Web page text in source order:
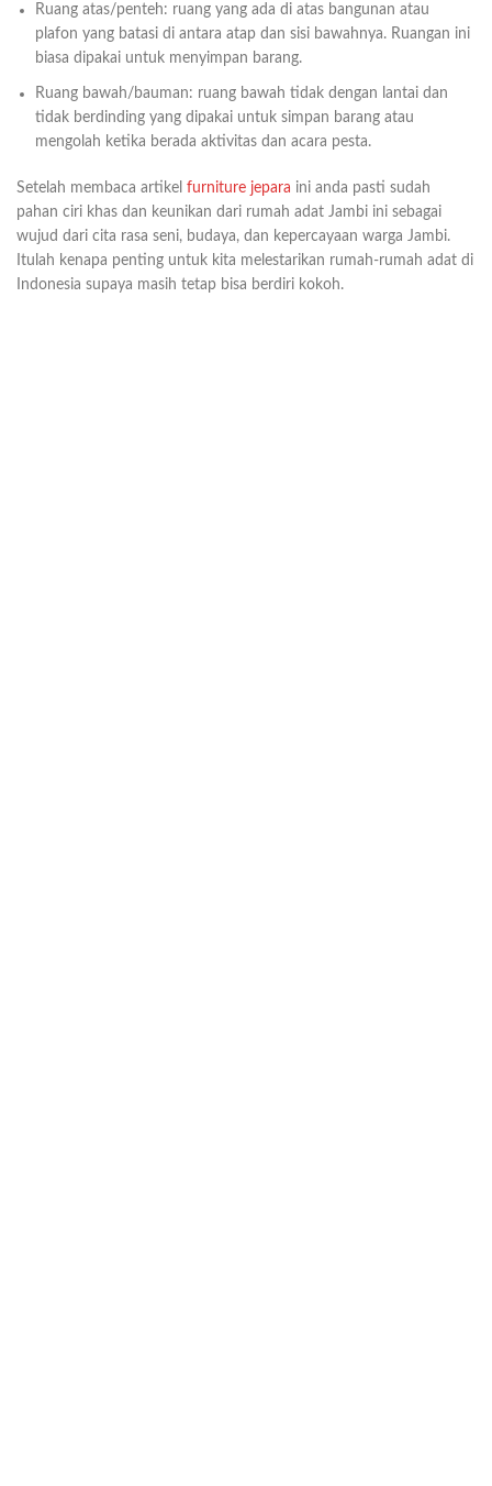
Ruang atas/penteh: ruang yang ada di atas bangunan atau
plafon yang batasi di antara atap dan sisi bawahnya. Ruangan ini
biasa dipakai untuk menyimpan barang.
Ruang bawah/bauman: ruang bawah tidak dengan lantai dan
tidak berdinding yang dipakai untuk simpan barang atau
mengolah ketika berada aktivitas dan acara pesta.
Setelah membaca artikel furniture jepara ini anda pasti sudah
pahan ciri khas dan keunikan dari rumah adat Jambi ini sebagai
wujud dari cita rasa seni, budaya, dan kepercayaan warga Jambi.
Itulah kenapa penting untuk kita melestarikan rumah-rumah adat di
Indonesia supaya masih tetap bisa berdiri kokoh.